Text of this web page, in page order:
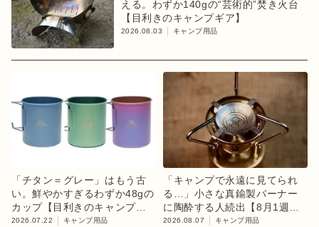
える。わずか140gの“芸術的”焚き火台
【目利きのキャンプギア】
2026.08.03 キャンプ用品
「チタン＝グレー」はもう古
い。鮮やかすぎるわずか48gの
カップ【目利きのキャンプギ
ア】
2026.07.22 キャンプ用品
「キャンプで永遠に見てられ
る…」小さな真鍮製バーナー
に陶酔する人続出【8月1週ラ
ンキング】
2026.08.07 キャンプ用品